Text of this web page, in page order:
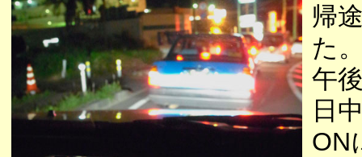
帰
た
午
日
ON